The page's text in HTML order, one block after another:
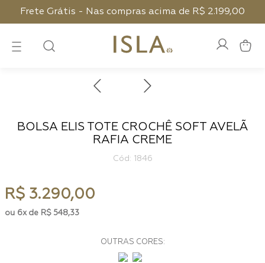
Frete Grátis - Nas compras acima de R$ 2.199,00
BOLSA ELIS TOTE CROCHÊ SOFT AVELÃ
RAFIA CREME
: 1846
R$ 3.290,00
6 R$ 548,33